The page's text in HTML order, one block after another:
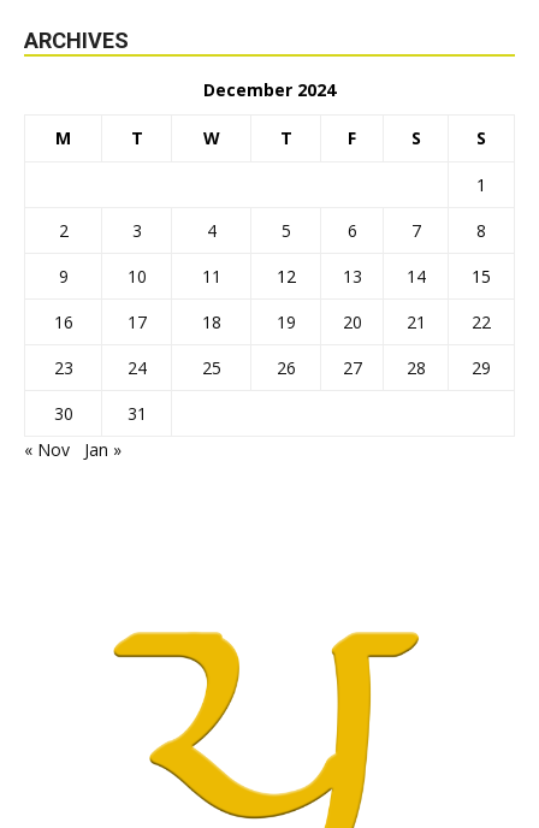
ARCHIVES
December 2024
M T W T F S S
1
2
3 4 5 6 7
8
9
10 11 12 13 14
15
16
17 18 19 20 21
22
23
24 25 26 27 28
29
30
31
« Nov
Jan »